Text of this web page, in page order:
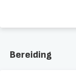
Bereiding